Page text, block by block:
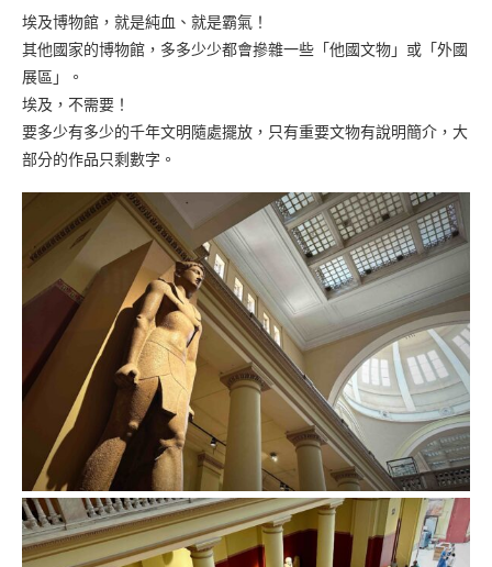
埃及博物館，就是純血、就是霸氣！
其他國家的博物館，多多少少都會摻雜一些「他國文物」或「外國
展區」。
埃及，不需要！
要多少有多少的千年文明隨處擺放，只有重要文物有說明簡介，大
部分的作品只剩數字。